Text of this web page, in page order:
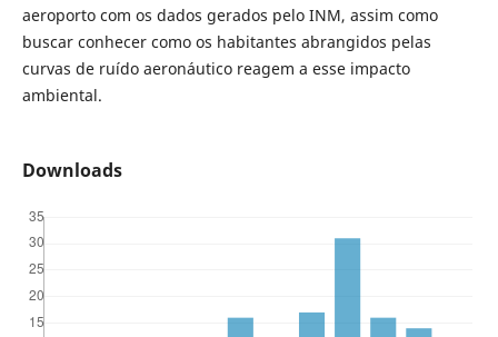
aeroporto com os dados gerados pelo INM, assim como
buscar conhecer como os habitantes abrangidos pelas
curvas de ruído aeronáutico reagem a esse impacto
ambiental.
Downloads